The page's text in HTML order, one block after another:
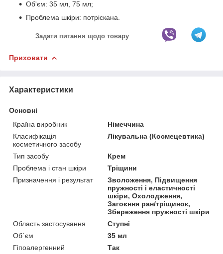
Об'єм: 35 мл, 75 мл;
Проблема шкіри: потріскана.
Задати питання щодо товару
Приховати
Характеристики
Основні
Країна виробник
Німеччина
Класифікація
косметичного засобу
Лікувальна (Космецевтика)
Тип засобу
Крем
Проблема і стан шкіри
Тріщини
Призначення і результат
Зволоження, Підвищення
пружності і еластичності
шкіри, Охолодження,
Загоєння ран/тріщинок,
Збереження пружності шкіри
Область застосування
Ступні
Об`єм
35 мл
Гіпоалергенний
Так